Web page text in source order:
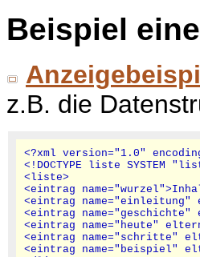
Beispiel
z.B. die
<?xml version="1.0"
<!DOCTYPE liste SYSTEM
<liste>
<eintrag
<eintrag
<eintrag
<eintrag name="heute"
<eintrag name="schritte"
<eintrag name="beispiel"